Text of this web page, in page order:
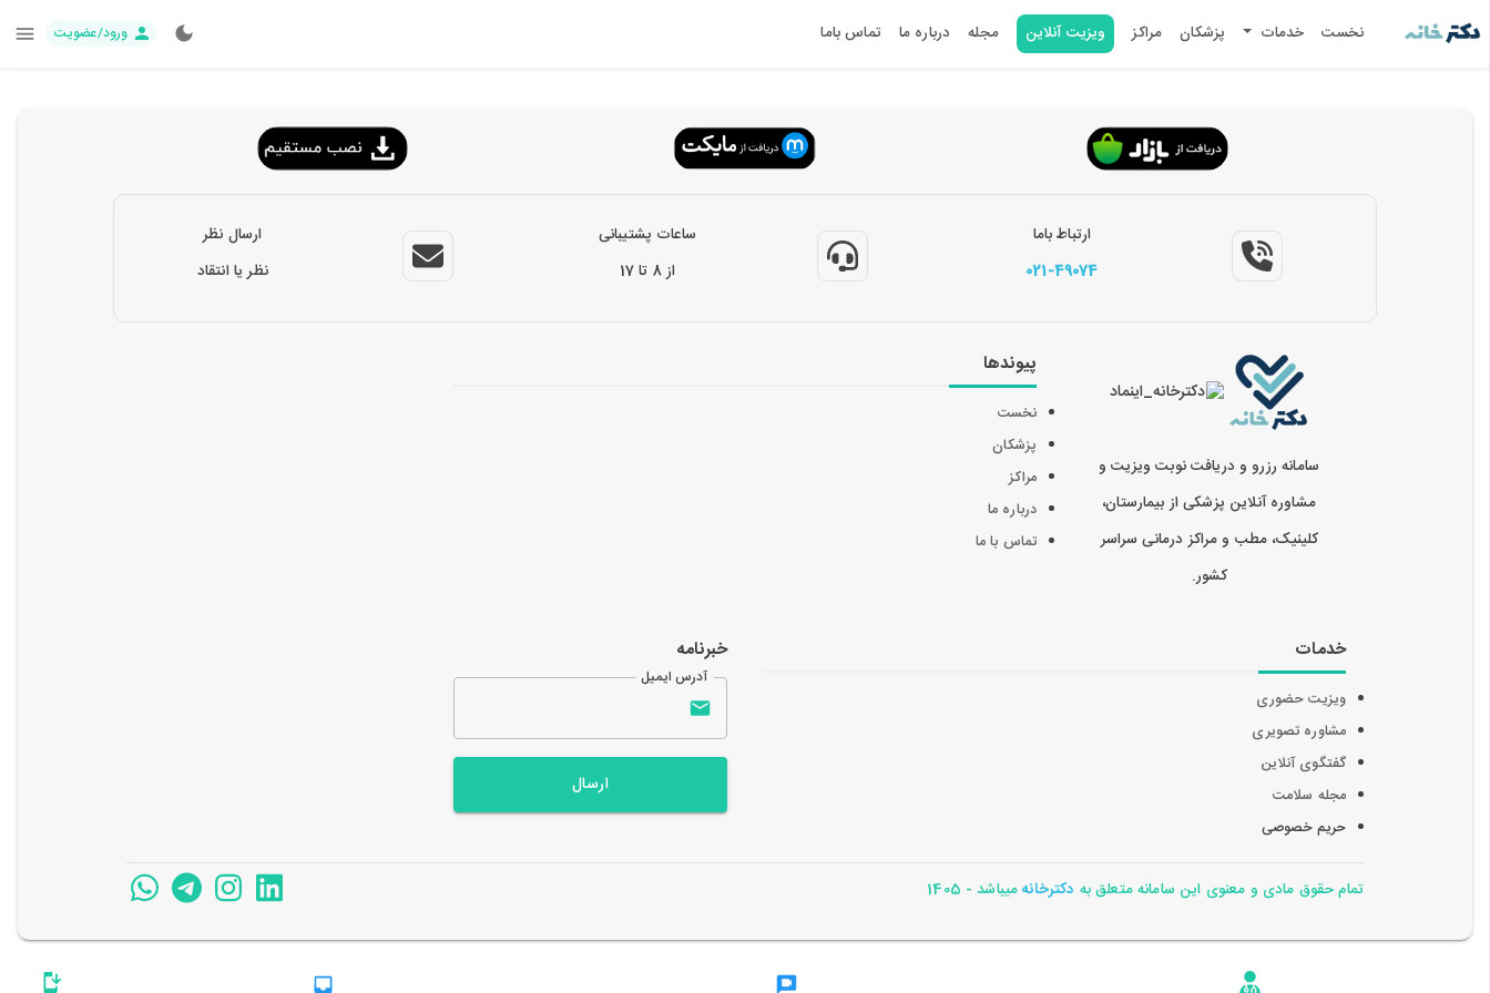
نخست خدمات پزشکان مراکز ویزیت آنلاین مجله درباره ما تماس باما ورود/عضویت
ارتباط باما
021-49074
ساعات پشتیبانی
از 8 تا 17
ارسال نظر
نظر یا انتقاد
سامانه رزرو و دریافت نوبت ویزیت و
مشاوره آنلاین پزشکی از بیمارستان،
کلینیک، مطب و مراکز درمانی سراسر
کشور.
پیوندها
نخست
پزشکان
مراکز
درباره ما
تماس با ما
خدمات
ویزیت حضوری
مشاوره تصویری
گفتگوی آنلاین
مجله سلامت
حریم خصوصی
خبرنامه
آدرس ایمیل
ارسال
تمام حقوق مادی و معنوی این سامانه متعلق به دکترخانهمیباشد - 1405